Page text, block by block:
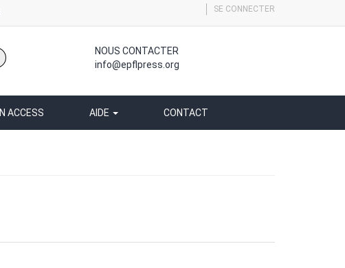
SE CONNECTER
NOUS CONTACTER
info@epflpress.org
ACCESS AIDE CONTACT